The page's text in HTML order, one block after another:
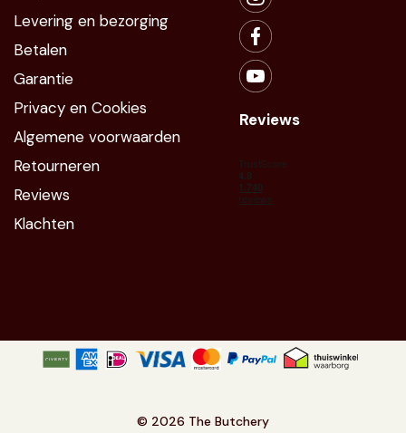
Levering en bezorging
Betalen
Garantie
Privacy en Cookies
Algemene voorwaarden
Retourneren
Reviews
Klachten
Reviews
© 2026 The Butchery